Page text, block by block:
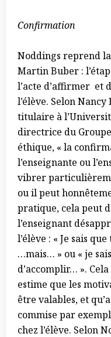
Confirmation
Noddings reprend
Martin Buber :
l’acte d’affirmer et
l’élève. Selon
titulaire à
directrice du
éthique, « la
l’enseignante ou
vibrer
ou il peut
pratique, cela peut
l’enseignant
l’élève : « Je sais
…mais… » ou « je
d’accomplir… ».
estime que les
être valables, et
commise par
chez l’élève. Selon